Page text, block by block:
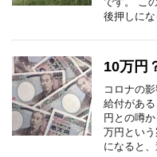
後押しに
10万円
コロナの
給付があ
円との噂
万円とい
になると